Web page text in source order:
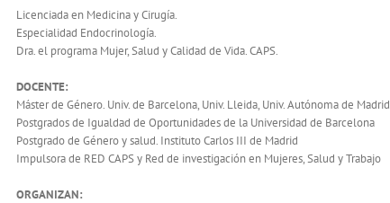
Licenciada en Medicina y Cirugía.
Especialidad Endocrinología.
Dra. el programa Mujer, Salud y Calidad de Vida. CAPS.
DOCENTE:
Máster de Género. Univ. de Barcelona, Univ. Lleida, Univ. Autónoma de Madrid
Postgrados de Igualdad de Oportunidades de la Universidad de Barcelona
Postgrado de Género y salud. Instituto Carlos III de Madrid
Impulsora de RED CAPS y Red de investigación en Mujeres, Salud y Trabajo
ORGANIZAN: